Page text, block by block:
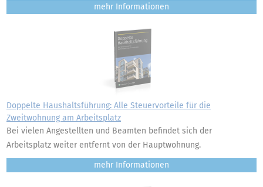
mehr
Doppelte Haushaltsführung: Alle Steuervorteile für die
Zweitwohnung am Arbeitsplatz
Bei vielen Angestellten und Beamten befindet sich der
Arbeitsplatz weiter entfernt von der Hauptwohnung.
mehr